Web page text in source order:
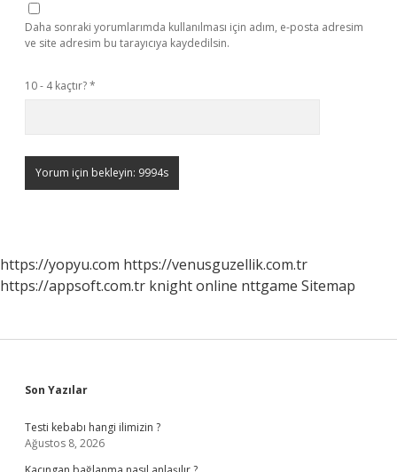
Daha sonraki yorumlarımda kullanılması için adım, e-posta adresim
ve site adresim bu tarayıcıya kaydedilsin.
10 - 4 kaçtır?*
https://yopyu.com https://venusguzellik.com.tr
https://appsoft.com.tr knight online nttgame Sitemap
Sidebar
Son Yazılar
Testi kebabı hangi ilimizin ?
Ağustos 8, 2026